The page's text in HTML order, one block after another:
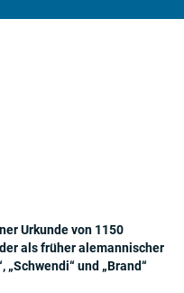
Urkunde von 1150
als früher alemannischer
und „Brand“